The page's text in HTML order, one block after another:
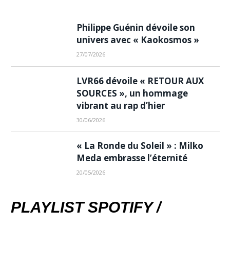
Philippe Guénin dévoile son
univers avec « Kaokosmos »
27/07/2026
LVR66 dévoile « RETOUR AUX
SOURCES », un hommage
vibrant au rap d’hier
30/06/2026
« La Ronde du Soleil » : Milko
Meda embrasse l’éternité
20/05/2026
PLAYLIST SPOTIFY /